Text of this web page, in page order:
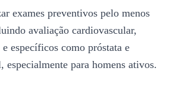
exames preventivos pelo menos
avaliação cardiovascular,
específicos como próstata e
especialmente para homens ativos.